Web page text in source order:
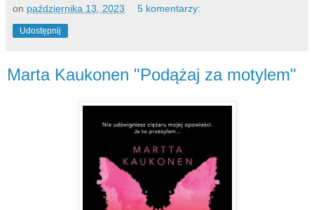
on października 13, 2023 5 komentarzy:
Udostępnij
Marta Kaukonen "Podążaj za motylem"